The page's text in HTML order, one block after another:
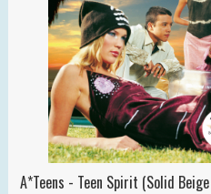
A*Teens - Teen Spirit (Solid